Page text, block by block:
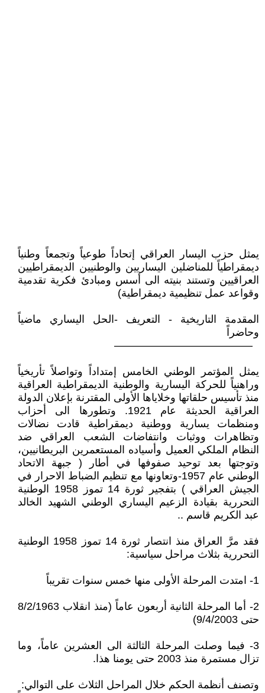
يمثل حزب اليسار العراقي إتحاداً طوعياً وتجمعاً وطنياً
ديمقراطياً للمناضلين اليساريين والوطنيين الديمقراطيين
العراقيين وتستند بنيته الى أسس ومبادئ فكرية تقدمية
وقواعد عمل تنظيمية ديمقراطية)
المقدمة التاريخية - التعريف -الحل اليساري ماضياً
وحاضراً
—————————————
يمثل المؤتمر الوطني الخامس إمتداداً وتواصلاً تأريخياً
وراهنياً للحركة اليسارية والوطنية الديمقراطية العراقية
منذ تأسيس حلقاتها وخلاياها الأولى المقترنة بإعلان الدولة
العراقية الحديثة عام 1921. وتطورها الى أحزاب
ومنظمات يسارية ووطنية ديمقراطية قادت نضالات
وتظاهرات ووثبات وانتفاضات الشعب العراقي ضد
النظام الملكي العميل وأسياده المستعمرين البريطانيين،
وتوجتها بعد توحيد صفوفها في أطار ( جبهة الاتحاد
الوطني عام 1957-وتعاونها مع تنظيم الضباط الاحرار في
الجيش العراقي ) بتفجير ثورة 14 تموز 1958 الوطنية
التحررية بقيادة الزعيم اليساري الوطني الشهيد الخالد
عبد الكريم قاسم ..
فقد مرَّ العراق منذ انتصار ثورة 14 تموز 1958 الوطنية
التحررية بثلاث مراحل سياسية:
1- امتدت المرحلة الأولى منها خمس سنوات تقريباً
2- أما المرحلة الثانية أربعون عاماً (منذ انقلاب 8/2/1963
حتى 9/4/2003)
3- فيما وصلت المرحلة الثالثة الى العشرين عاماً، وما
تزال مستمرة منذ 2003 حتى يومنا هذا.
وتصنف أنظمة الحكم خلال المراحل الثلاث على التوالي: